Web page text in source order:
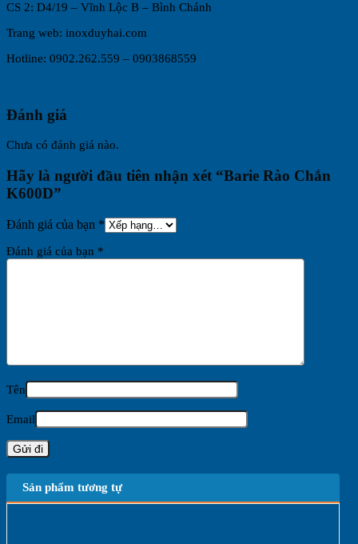
CS 2: D4/19 – Vĩnh Lộc B – Bình Chánh
Trang web: inoxduyhai.com
Hotline: 0902.262.559 – 0903868559
Đánh giá
Chưa có đánh giá nào.
Hãy là người đầu tiên nhận xét “Barie Rào Chắn
K600D”
Đánh giá của bạn *
Đánh giá của bạn *
Tên
Email
Sản phẩm tương tự